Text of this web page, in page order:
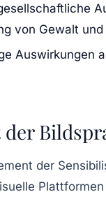
von Gewalt
Auswirkungen
der